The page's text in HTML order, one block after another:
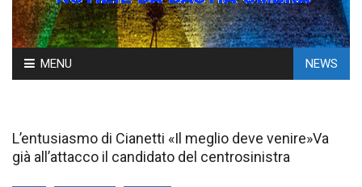
Skip
to
MENU NEWS
L’entusiasmo di Cianetti «Il meglio deve venire»Va
già all’attacco il candidato del centrosinistra